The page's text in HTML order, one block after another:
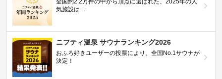
全国約2.2万件の中から頂点に選ばれた、2025年の人
気施設は…
ニフティ温泉 サウナランキング2026
おふろ好きユーザーの投票により、全国No.1サウナが
決定！